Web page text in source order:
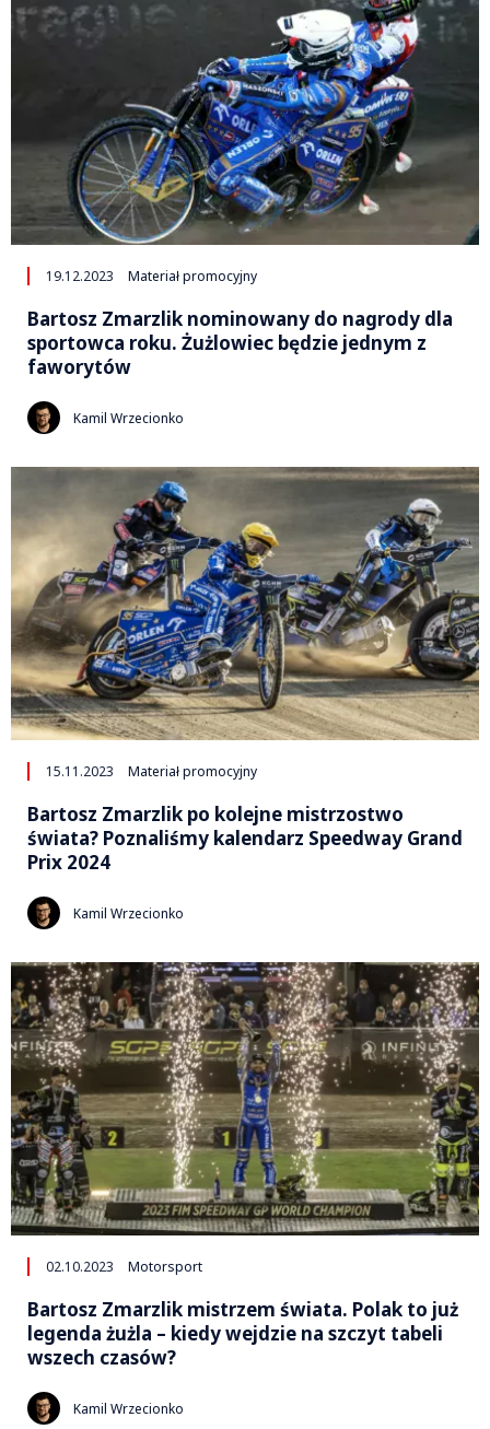
19.12.2023 Materiał promocyjny
Bartosz Zmarzlik nominowany do nagrody dla
sportowca roku. Żużlowiec będzie jednym z
faworytów
Kamil Wrzecionko
15.11.2023 Materiał promocyjny
Bartosz Zmarzlik po kolejne mistrzostwo
świata? Poznaliśmy kalendarz Speedway Grand
Prix 2024
Kamil Wrzecionko
02.10.2023 Motorsport
Bartosz Zmarzlik mistrzem świata. Polak to już
legenda żużla – kiedy wejdzie na szczyt tabeli
wszech czasów?
Kamil Wrzecionko